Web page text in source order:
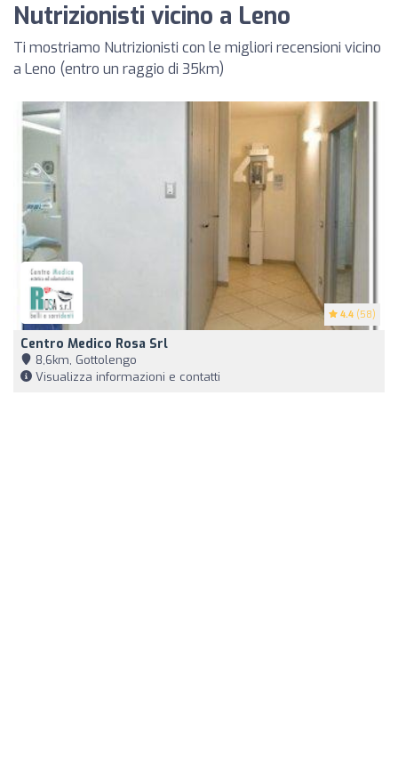
Nutrizionisti vicino a Leno
Ti mostriamo Nutrizionisti con le migliori recensioni vicino
a Leno (entro un raggio di 35km)
4.4 (58)
Centro Medico Rosa Srl
8,6km, Gottolengo
Visualizza informazioni e contatti